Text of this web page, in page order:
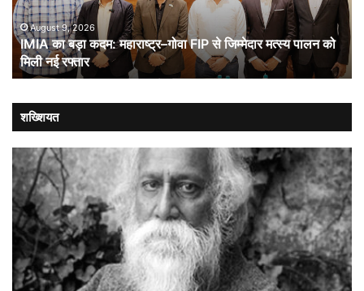
FIP
से
जिम्मेदार
मत्स्य
पालन
मिली
नई
रफ्तार
August 9, 2026
IMIA का बड़ा कदम: महाराष्ट्र–गोवा FIP से जिम्मेदार मत्स्य पालन को
मिली नई रफ्तार
शख्शियत